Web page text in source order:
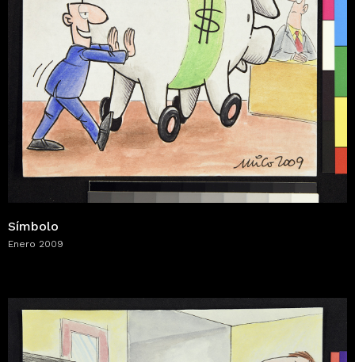
Símbolo
Enero 2009